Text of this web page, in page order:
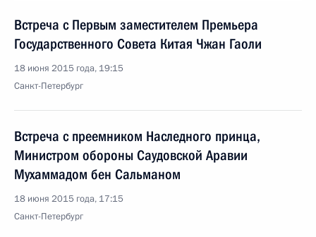
Встреча с Первым заместителем Премьера
Государственного Совета Китая Чжан Гаоли
18 июня 2015 года, 19:15
Санкт-Петербург
Встреча с преемником Наследного принца,
Министром обороны Саудовской Аравии
Мухаммадом бен Сальманом
18 июня 2015 года, 17:15
Санкт-Петербург